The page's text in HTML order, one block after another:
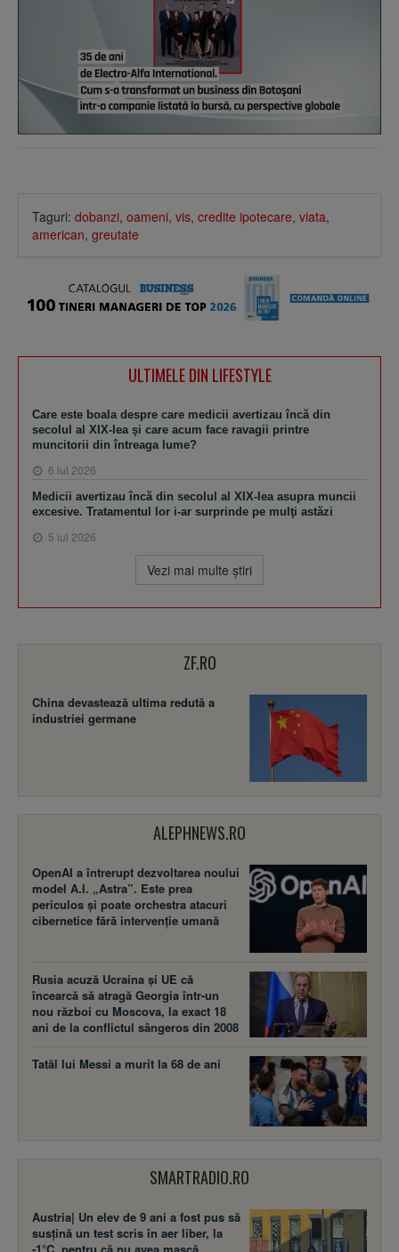
Taguri: dobanzi, oameni, vis, credite ipotecare, viata,
american, greutate
ULTIMELE DIN LIFESTYLE
Care este boala despre care medicii avertizau încă din
secolul al XIX-lea şi care acum face ravagii printre
muncitorii din întreaga lume?
6 iul 2026
Medicii avertizau încă din secolul al XIX-lea asupra muncii
excesive. Tratamentul lor i-ar surprinde pe mulţi astăzi
5 iul 2026
Vezi mai multe ştiri
ZF.RO
China devastează ultima redută a
industriei germane
ALEPHNEWS.RO
OpenAI a întrerupt dezvoltarea noului
model A.I. „Astra”. Este prea
periculos și poate orchestra atacuri
cibernetice fără intervenție umană
Rusia acuză Ucraina şi UE că
încearcă să atragă Georgia într-un
nou război cu Moscova, la exact 18
ani de la conflictul sângeros din 2008
Tatăl lui Messi a murit la 68 de ani
SMARTRADIO.RO
Austria| Un elev de 9 ani a fost pus să
susţină un test scris în aer liber, la